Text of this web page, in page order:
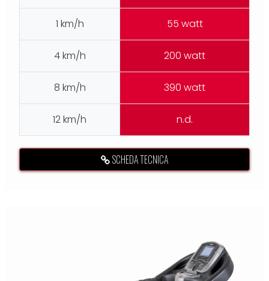
1 km/h 55 watt
4 km/h 200 watt
8 km/h 390 watt
12 km/h n.d.
SCHEDA TECNICA